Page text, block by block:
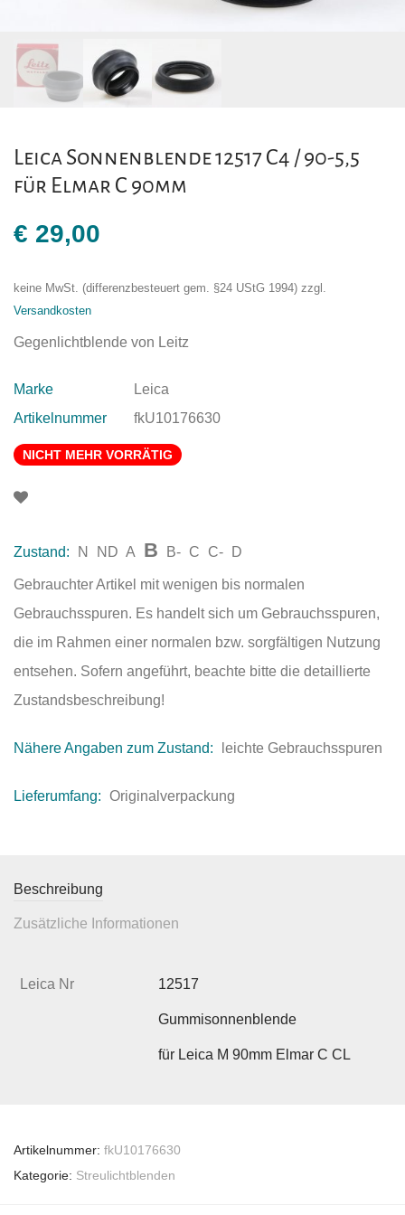
Leica Sonnenblende 12517 C4 / 90-5,5
für Elmar C 90mm
€ 29,00
keine MwSt. (differenzbesteuert gem. §24 UStG 1994) zzgl.
Versandkosten
Gegenlichtblende von Leitz
Marke
Leica
Artikelnummer
fkU10176630
NICHT MEHR VORRÄTIG
Zustand: N ND A B B- C C- D
Gebrauchter Artikel mit wenigen bis normalen
Gebrauchsspuren. Es handelt sich um Gebrauchsspuren,
die im Rahmen einer normalen bzw. sorgfältigen Nutzung
entsehen. Sofern angeführt, beachte bitte die detaillierte
Zustandsbeschreibung!
Nähere Angaben zum Zustand: leichte Gebrauchsspuren
Lieferumfang: Originalverpackung
Beschreibung
Zusätzliche Informationen
Leica Nr 12517
Gummisonnenblende
für Leica M 90mm Elmar C CL
Artikelnummer: fkU10176630
Kategorie: Streulichtblenden